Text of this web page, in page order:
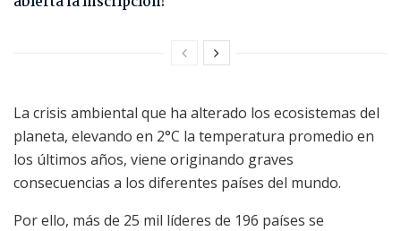
La crisis ambiental que ha alterado los ecosistemas del
planeta, elevando en 2°C la temperatura promedio en
los últimos años, viene originando graves
consecuencias a los diferentes países del mundo.
Por ello, más de 25 mil líderes de 196 países se